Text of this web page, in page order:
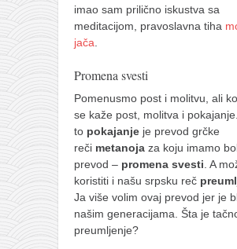
imao sam prilično iskustva sa
meditacijom, pravoslavna tiha
jača
Promena svesti
Pomenusmo post i molitvu, ali
se kaže post, molitva i
to pokajanje je prevod grčke
reči metanoja za koju imamo
prevod – promena svesti . A
koristiti i našu srpsku reč
Ja više volim ovaj prevod jer je
našim generacijama. Šta je
preumljenje?